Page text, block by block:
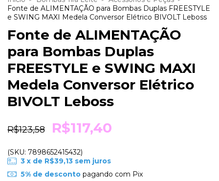
Fonte de ALIMENTAÇÃO para Bombas Duplas FREESTYLE
e SWING MAXI Medela Conversor Elétrico BIVOLT Leboss
Fonte de ALIMENTAÇÃO
para Bombas Duplas
FREESTYLE e SWING MAXI
Medela Conversor Elétrico
BIVOLT Leboss
R$123,58 R$117,40
(SKU: 7898652415432)
3 x de R$39,13 sem juros
5% de descontopagando com Pix